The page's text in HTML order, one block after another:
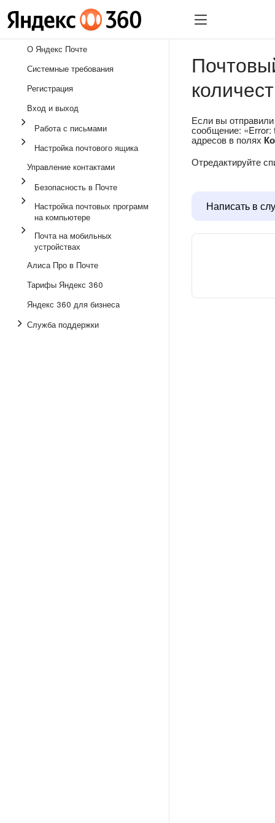
О Яндекс Почте
Системные требования
Регистрация
Вход и выход
Работа с письмами
Настройка почтового ящика
Управление контактами
Безопасность в Почте
Настройка почтовых программ
на компьютере
Почта на мобильных
устройствах
Алиса Про в Почте
Тарифы Яндекс 360
Яндекс 360 для бизнеса
Служба поддержки
Если вы
сообщение: «Error:
адресов в полях
Отредактируйте
Написать в